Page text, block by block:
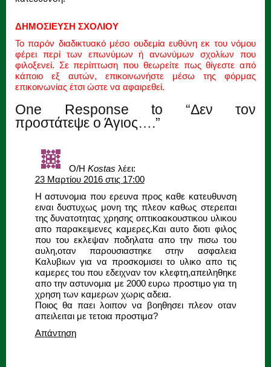
ΔΗΜΟΣΙΕΥΣΗ ΣΧΟΛΙΟΥ
Το παρόν διαδικτυακό μέσο ουδεμία ευθύνη εκ του νόμου
φέρει περί των επωνύμων ή ανωνύμων σχολίων που
φιλοξενεί. Σε περίπτωση που θεωρείτε πως θίγεστε από
κάποιο εξ αυτών, επικοινωνήστε μέσω της φόρμας
επικοινωνίας έτσι ώστε να αφαιρεθεί.
One Response to “Δεν τον
προστάτεψε ο Άγιος….”
Ο/Η Kostas λέει:
23 Μαρτίου 2016 στις 17:00
Η αστυνομια που ερευνα προς καθε κατευθυνση
ειναι δυστυχως μονη της πλεον καθως στερειται
της δυνατοτητας χρησης οπτικοακουστικου υλικου
απο παρακειμενες καμερες.Και αυτο διοτι φιλος
που του εκλεψαν ποδηλατα απο την πισω του
αυλη,οταν παρουσιαστηκε στην ασφαλεια
Καλυβιων για να προσκομισει το υλικο απο τις
καμερες του που εδειχναν τον κλεφτη,απειληθηκε
απο την αστυνομια με 2000 ευρω προστιμο για τη
χρηση των καμερων χωρις αδεια.
Ποιος θα παει λοιπον να βοηθησει πλεον οταν
απειλειται με τετοια προστιμα?
Απάντηση